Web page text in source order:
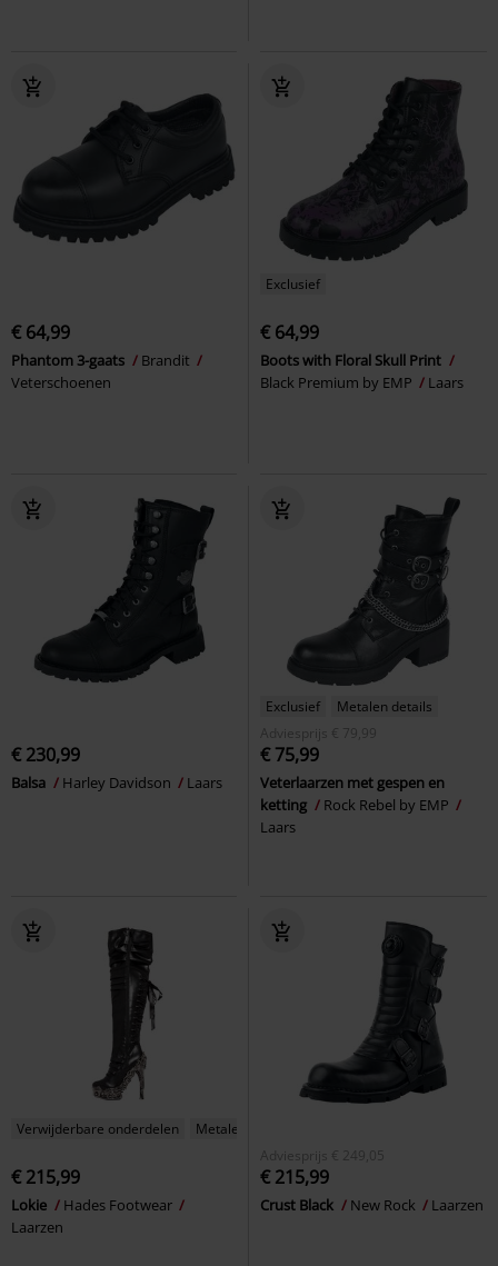
€ 64,99
Phantom 3-gaats
Brandit
Veterschoenen
Exclusief
€ 64,99
Boots with Floral Skull Print
Black Premium by EMP
Laars
€ 230,99
Balsa Harley Davidson Laars
Exclusief
Metalen details
Adviesprijs
€ 79,99
€ 75,99
Veterlaarzen met gespen en
ketting
Rock Rebel by EMP
Laars
Verwijderbare onderdelen Metalen details
€ 215,99
Lokie
Hades Footwear
Laarzen
Adviesprijs € 249,05
€ 215,99
Crust Black New Rock Laarzen